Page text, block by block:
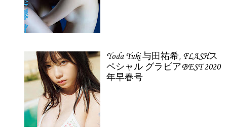
Yoda Yuki 与田祐希, FLASHス
ペシャル グラビアBEST 2020
年早春号